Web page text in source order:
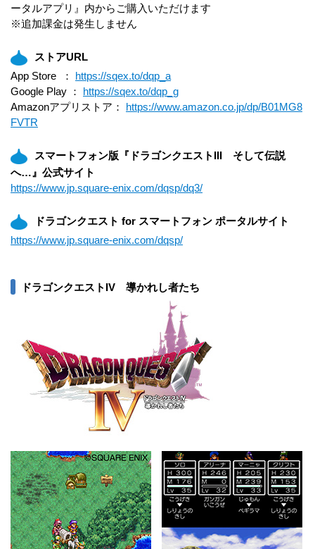
ータルアプリ』内からご購入いただけます
※追加課金は発生しません
ストアURL
App Store ： https://sqex.to/dqp_a
Google Play ： https://sqex.to/dqp_g
Amazonアプリストア： https://www.amazon.co.jp/dp/B01MG8
FVTR
スマートフォン版『ドラゴンクエストIII そして伝説
へ…』公式サイト
https://www.jp.square-enix.com/dqsp/dq3/
ドラゴンクエスト for スマートフォン ポータルサイト
https://www.jp.square-enix.com/dqsp/
ドラゴンクエストIV 導かれし者たち